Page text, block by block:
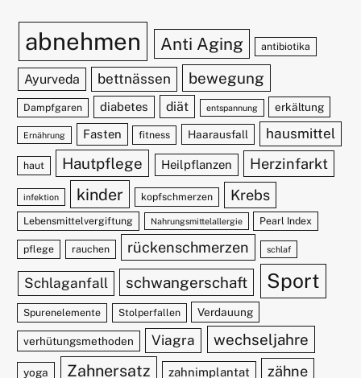
abnehmen Anti Aging antibiotika
Ayurveda bettnässen bewegung
Dampfgaren diabetes diät entspannung erkältung
Ernährung Fasten fitness Haarausfall hausmittel
haut Hautpflege Heilpflanzen Herzinfarkt
infektion kinder kopfschmerzen Krebs
Lebensmittelvergiftung Nahrungsmittelallergie Pearl Index
pflege rauchen rückenschmerzen schlaf
Schlaganfall schwangerschaft Sport
Spurenelemente Stolperfallen Verdauung
verhütungsmethoden Viagra wechseljahre
yoga Zahnersatz zahnimplantat zähne